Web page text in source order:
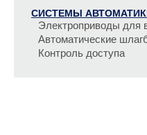
СИСТЕМЫ
Электроприводы для
Автоматические
Контроль доступа